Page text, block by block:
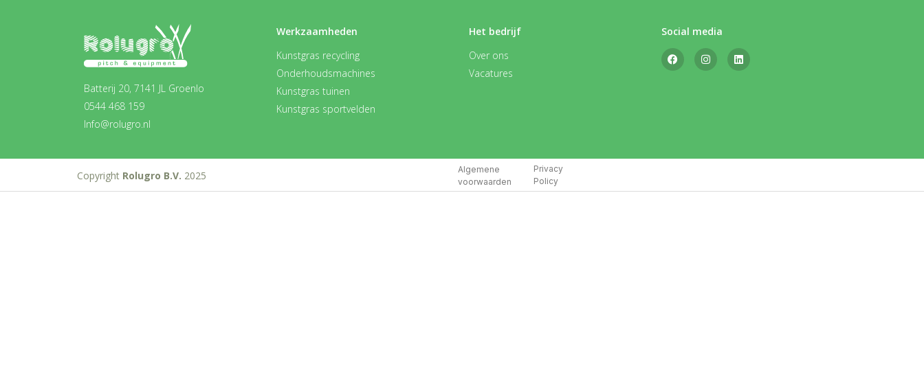
Batterij 20, 7141 JL Groenlo
0544 468 159
Info@rolugro.nl
Werkzaamheden
Kunstgras recycling
Onderhoudsmachines
Kunstgras tuinen
Kunstgras sportvelden
Het bedrijf
Over ons
Vacatures
Social media
Copyright Rolugro B.V. 2025
Algemene
voorwaarden
Privacy
Policy